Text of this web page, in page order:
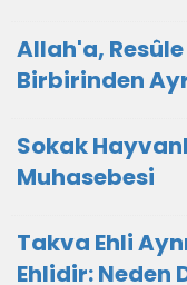
Allah'a,
Birbirinden
Sokak
Muhasebesi
Takva Ehli
Ehlidir: Neden